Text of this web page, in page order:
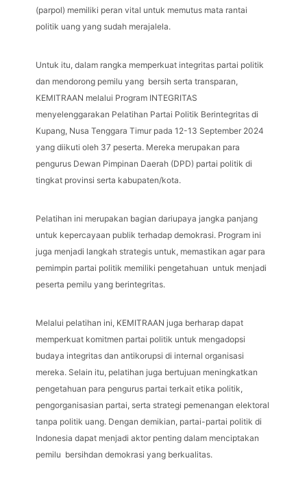
(parpol) memiliki peran vital untuk memutus mata rantai
politik uang yang sudah merajalela.
Untuk itu, dalam rangka memperkuat integritas partai politik
dan mendorong pemilu yang bersih serta transparan,
KEMITRAAN melalui Program INTEGRITAS
menyelenggarakan Pelatihan Partai Politik Berintegritas di
Kupang, Nusa Tenggara Timur pada 12-13 September 2024
yang diikuti oleh 37 peserta. Mereka merupakan para
pengurus Dewan Pimpinan Daerah (DPD) partai politik di
tingkat provinsi serta kabupaten/kota.
Pelatihan ini merupakan bagian dariupaya jangka panjang
untuk kepercayaan publik terhadap demokrasi. Program ini
juga menjadi langkah strategis untuk, memastikan agar para
pemimpin partai politik memiliki pengetahuan untuk menjadi
peserta pemilu yang berintegritas.
Melalui pelatihan ini, KEMITRAAN juga berharap dapat
memperkuat komitmen partai politik untuk mengadopsi
budaya integritas dan antikorupsi di internal organisasi
mereka. Selain itu, pelatihan juga bertujuan meningkatkan
pengetahuan para pengurus partai terkait etika politik,
pengorganisasian partai, serta strategi pemenangan elektoral
tanpa politik uang. Dengan demikian, partai-partai politik di
Indonesia dapat menjadi aktor penting dalam menciptakan
pemilu bersihdan demokrasi yang berkualitas.